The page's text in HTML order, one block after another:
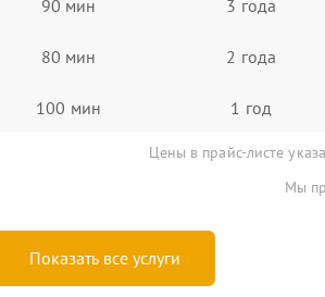
90 мин 3 года
80 мин 2 года
100 мин 1 год
Цены в прайс-листе
Мы
Показать все услуги